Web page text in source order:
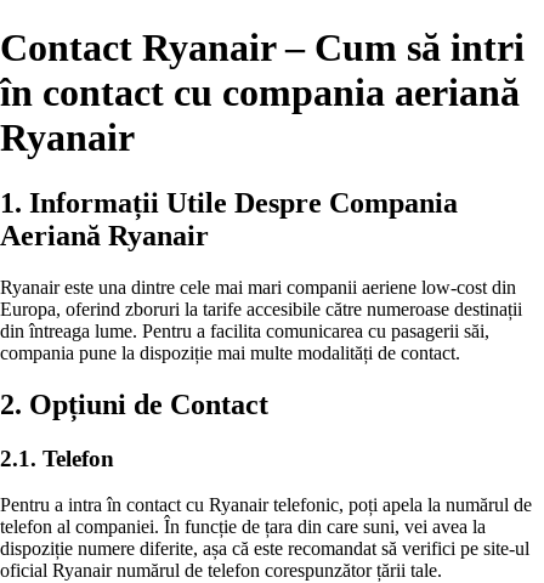
Contact Ryanair – Cum să intri
în contact cu compania aeriană
Ryanair
1. Informații Utile Despre Compania
Aeriană Ryanair
Ryanair este una dintre cele mai mari companii aeriene low-cost din
Europa, oferind zboruri la tarife accesibile către numeroase destinații
din întreaga lume. Pentru a facilita comunicarea cu pasagerii săi,
compania pune la dispoziție mai multe modalități de contact.
2. Opțiuni de Contact
2.1. Telefon
Pentru a intra în contact cu Ryanair telefonic, poți apela la numărul de
telefon al companiei. În funcție de țara din care suni, vei avea la
dispoziție numere diferite, așa că este recomandat să verifici pe site-ul
oficial Ryanair numărul de telefon corespunzător țării tale.